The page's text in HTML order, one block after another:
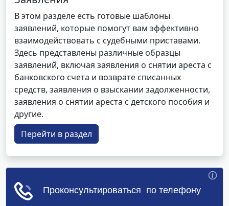
В этом разделе есть готовые шаблоны
заявлений, которые помогут вам эффективно
взаимодействовать с судебными приставами.
Здесь представлены различные образцы
заявлений, включая заявления о снятии ареста с
банковского счета и возврате списанных
средств, заявления о взыскании задолженности,
заявления о снятии ареста с детского пособия и
другие.
Перейти в раздел